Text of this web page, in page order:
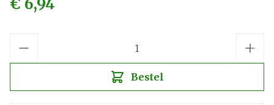
€ 6,94
Bestel